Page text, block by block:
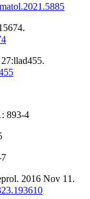
893-4
2016 Nov 11.